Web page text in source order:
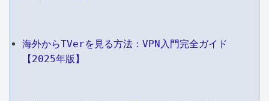
海外からTVerを見る方法：VPN入門完全ガイド
【2025年版】